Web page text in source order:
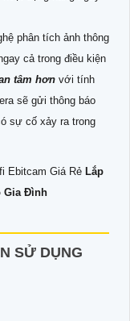
phân tích ảnh thông
cả trong điều kiện
tâm hơn với tính
sẽ gửi thông báo
sự cố xảy ra trong
Ebitcam Giá Rẻ Lắp
Gia Đình
SỬ DỤNG